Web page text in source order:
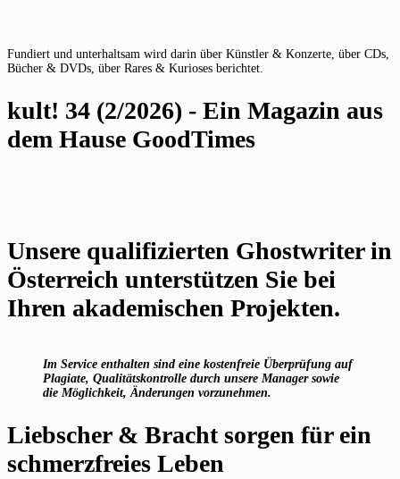
Fundiert und unterhaltsam wird darin über Künstler & Konzerte, über CDs,
Bücher & DVDs, über Rares & Kurioses berichtet.
kult! 34 (2/2026) - Ein Magazin aus
dem Hause GoodTimes
Unsere qualifizierten Ghostwriter in
Österreich unterstützen Sie bei
Ihren akademischen Projekten.
Im Service enthalten sind eine kostenfreie Überprüfung auf
Plagiate, Qualitätskontrolle durch unsere Manager sowie
die Möglichkeit, Änderungen vorzunehmen.
Liebscher & Bracht sorgen für ein
schmerzfreies Leben